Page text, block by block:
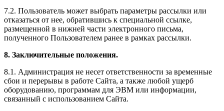
7.2. Пользователь может выбрать параметры рассылки или
отказаться от нее, обратившись к специальной ссылке,
размещенной в нижней части электронного письма,
полученного Пользователем ранее в рамках рассылки.
8. Заключительные положения.
8.1. Администрация не несет ответственности за временные
сбои и перерывы в работе Сайта, а также любой ущерб
оборудованию, программам для ЭВМ или информации,
связанный с использованием Сайта.